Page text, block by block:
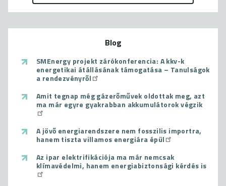
Blog
SMEnergy projekt zárókonferencia: A kkv-k
energetikai átállásának támogatása – Tanulságok
a rendezvényről
Amit tegnap még gázerőművek oldottak meg, azt
ma már egyre gyakrabban akkumulátorok végzik
A jövő energiarendszere nem fosszilis importra,
hanem tiszta villamos energiára épül
Az ipar elektrifikációja ma már nemcsak
klímavédelmi, hanem energiabiztonsági kérdés is